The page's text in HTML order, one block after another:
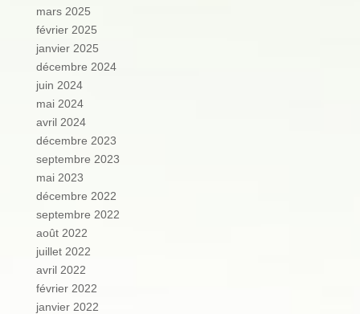
mars 2025
février 2025
janvier 2025
décembre 2024
juin 2024
mai 2024
avril 2024
décembre 2023
septembre 2023
mai 2023
décembre 2022
septembre 2022
août 2022
juillet 2022
avril 2022
février 2022
janvier 2022